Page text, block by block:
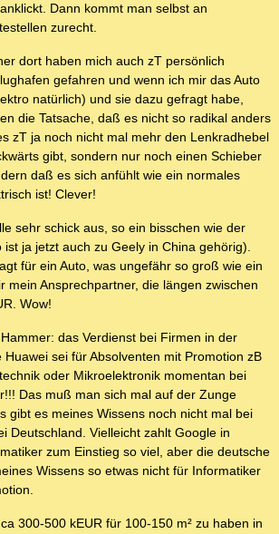
Dann kommt man selbst an
zurecht.
dort haben mich auch zT persönlich
gefahren und wenn ich mir das Auto
natürlich) und sie dazu gefragt habe,
die Tatsache, daß es nicht so radikal anders
zT ja noch nicht mal mehr den Lenkradhebel
gibt, sondern nur noch einen Schieber
daß es sich anfühlt wie ein normales
ist! Clever!
sehr schick aus, so ein bisschen wie der
ist ja jetzt auch zu Geely in China gehörig).
für ein Auto, was ungefähr so groß wie ein
mein Ansprechpartner, die längen zwischen
Wow!
das Verdienst bei Firmen in der
Huawei sei für Absolventen mit Promotion zB
oder Mikroelektronik momentan bei
Das muß man sich mal auf der Zunge
gibt es meines Wissens noch nicht mal bei
Deutschland. Vielleicht zahlt Google in
zum Einstieg so viel, aber die deutsche
Wissens so etwas nicht für Informatiker
300-500 kEUR für 100-150 m² zu haben in